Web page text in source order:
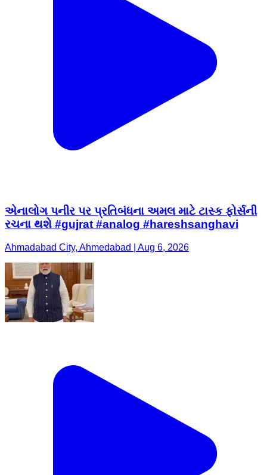
એનાલોગ પનીર પર પ્રતિબંધના અમલ માટે ટાસ્ક ફોર્સની
રચના થશે #gujrat #analog #hareshsanghavi
Ahmadabad City, Ahmedabad | Aug 6, 2026